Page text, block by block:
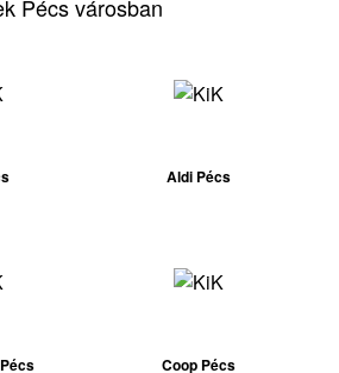
Pécs városban
Aldi Pécs
Coop Pécs